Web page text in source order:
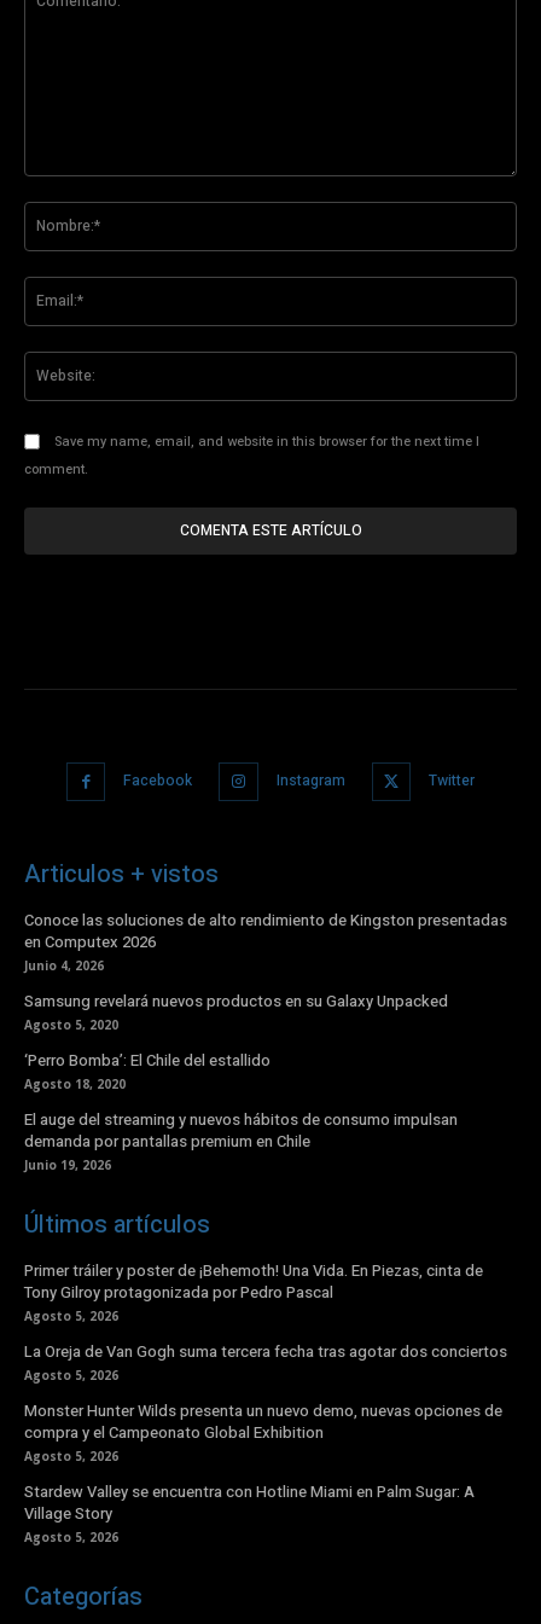
Save my name, email, and website in this browser for the next time I
comment.
Facebook Instagram Twitter
Articulos + vistos
Conoce las soluciones de alto rendimiento de Kingston presentadas
en Computex 2026
Junio 4, 2026
Samsung revelará nuevos productos en su Galaxy Unpacked
Agosto 5, 2020
‘Perro Bomba’: El Chile del estallido
Agosto 18, 2020
El auge del streaming y nuevos hábitos de consumo impulsan
demanda por pantallas premium en Chile
Junio 19, 2026
Últimos artículos
Primer tráiler y poster de ¡Behemoth! Una Vida. En Piezas, cinta de
Tony Gilroy protagonizada por Pedro Pascal
Agosto 5, 2026
La Oreja de Van Gogh suma tercera fecha tras agotar dos conciertos
Agosto 5, 2026
Monster Hunter Wilds presenta un nuevo demo, nuevas opciones de
compra y el Campeonato Global Exhibition
Agosto 5, 2026
Stardew Valley se encuentra con Hotline Miami en Palm Sugar: A
Village Story
Agosto 5, 2026
Categorías